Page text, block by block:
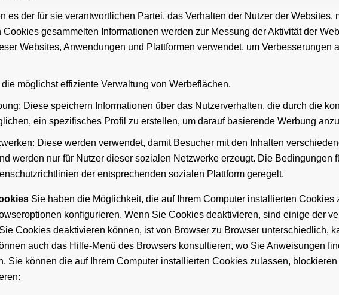
es der für sie verantwortlichen Partei, das Verhalten der Nutzer der
gesammelten Informationen werden zur Messung der Aktivität der
Websites, Anwendungen und Plattformen verwendet, um Verbesserungen
möglichst effiziente Verwaltung von Werbeflächen.
Diese speichern Informationen über das Nutzerverhalten, die durch die
ein spezifisches Profil zu erstellen, um darauf basierende Werbung
Diese werden verwendet, damit Besucher mit den Inhalten
werden nur für Nutzer dieser sozialen Netzwerke erzeugt. Die
der entsprechenden sozialen Plattform geregelt.
Sie haben die Möglichkeit, die auf Ihrem Computer installierten
konfigurieren. Wenn Sie Cookies deaktivieren, sind einige der
Cookies deaktivieren können, ist von Browser zu Browser unterschiedlich,
auch das Hilfe-Menü des Browsers konsultieren, wo Sie Anweisungen
Sie können die auf Ihrem Computer installierten Cookies zulassen,